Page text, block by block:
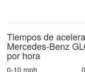
Tiempos de
Mercedes-Benz
por hora
0-10 mph